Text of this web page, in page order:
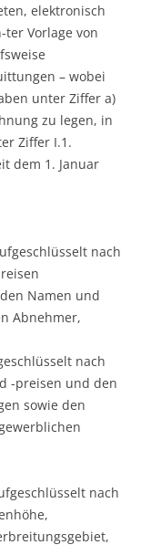
elektronisch
Vorlage von
– wobei
unter Ziffer a)
zu legen, in
Ziffer I.1.
dem 1. Januar
nach
Namen und
Abnehmer,
nach
-preisen und den
sowie den
nach